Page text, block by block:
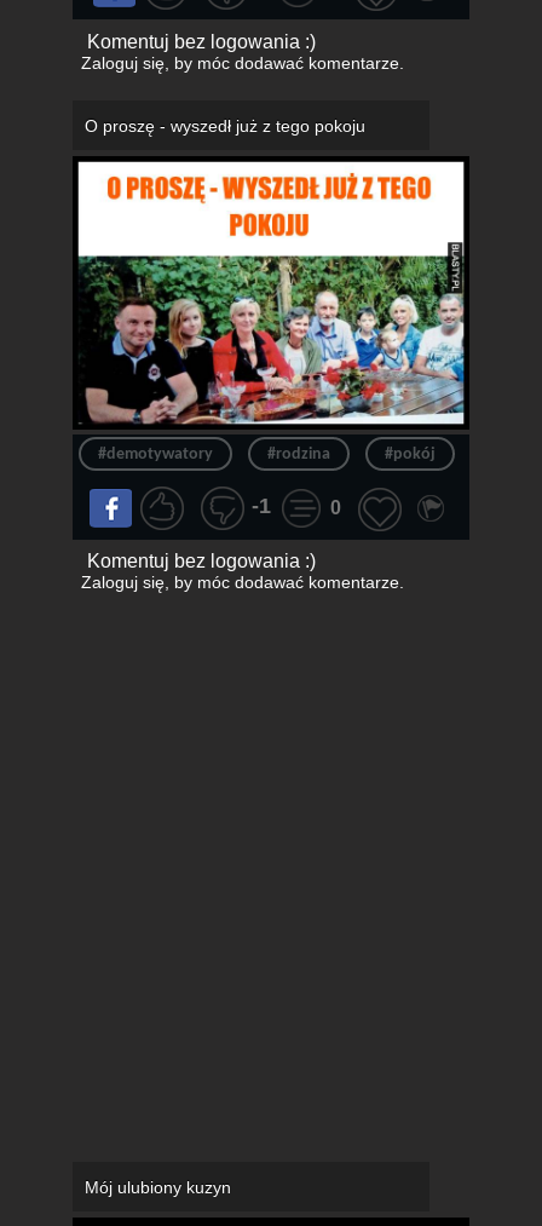
Komentuj bez logowania :)
Zaloguj się, by móc dodawać komentarze.
O proszę - wyszedł już z tego pokoju
#demotywatory #rodzina #pokój
-1 0
Komentuj bez logowania :)
Zaloguj się, by móc dodawać komentarze.
Mój ulubiony kuzyn